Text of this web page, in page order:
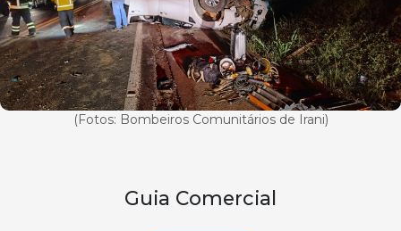
(Fotos: Bombeiros Comunitários de Irani)
Guia Comercial